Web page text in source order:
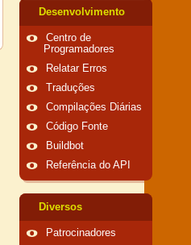
Desenvolvimento
Centro de
Programadores
Relatar Erros
Traduções
Compilações Diárias
Código Fonte
Buildbot
Referência do API
Diversos
Patrocinadores